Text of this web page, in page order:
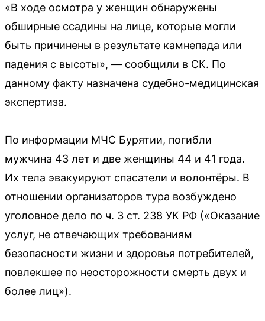
«В ходе осмотра у женщин обнаружены
обширные ссадины на лице, которые могли
быть причинены в результате камнепада или
падения с высоты», — сообщили в СК. По
данному факту назначена судебно-медицинская
экспертиза.
По информации МЧС Бурятии, погибли
мужчина 43 лет и две женщины 44 и 41 года.
Их тела эвакуируют спасатели и волонтёры. В
отношении организаторов тура возбуждено
уголовное дело по ч. 3 ст. 238 УК РФ («Оказание
услуг, не отвечающих требованиям
безопасности жизни и здоровья потребителей,
повлекшее по неосторожности смерть двух и
более лиц»).